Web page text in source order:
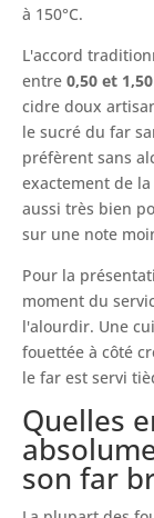
à 150°C.
L'accord
entre 0,50 et
cidre doux
le sucré du far
préfèrent sans
exactement de
aussi très bien
sur une note
Pour la
moment du
l'alourdir. Une
fouettée à côté
le far est servi
Quelles
son far